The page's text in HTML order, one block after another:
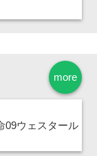
more
09ウェスタール